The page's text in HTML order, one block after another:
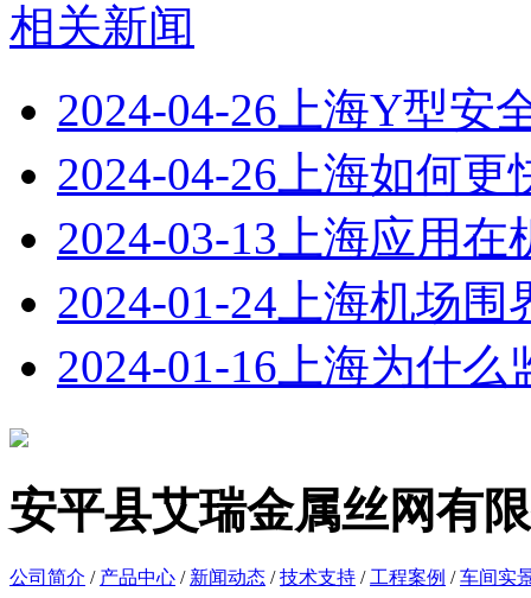
相关新闻
2024-04-26 上海Y型安
2024-04-26 上海如何
2024-03-13 上海应用
2024-01-24 上海机场
2024-01-16 上海为什
安平县艾瑞金属丝网有
公司简介 / 产品中心 / 新闻动态 /技术支持 / 工程案例 /车间实